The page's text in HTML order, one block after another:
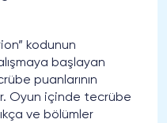
kodunun
başlayan
puanlarının
Oyun içinde tecrübe
ve bölümler